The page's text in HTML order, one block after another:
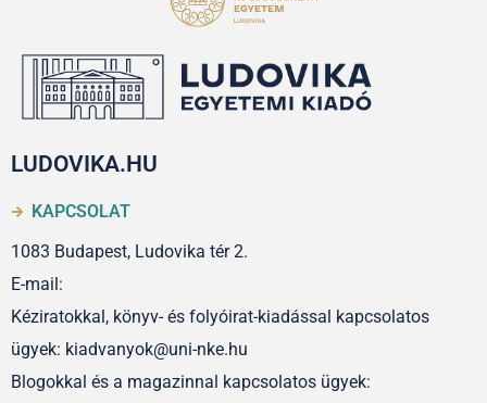
LUDOVIKA.HU
KAPCSOLAT
1083 Budapest, Ludovika tér 2.
E-mail:
Kéziratokkal, könyv- és folyóirat-kiadással kapcsolatos
ügyek: kiadvanyok@uni-nke.hu
Blogokkal és a magazinnal kapcsolatos ügyek: